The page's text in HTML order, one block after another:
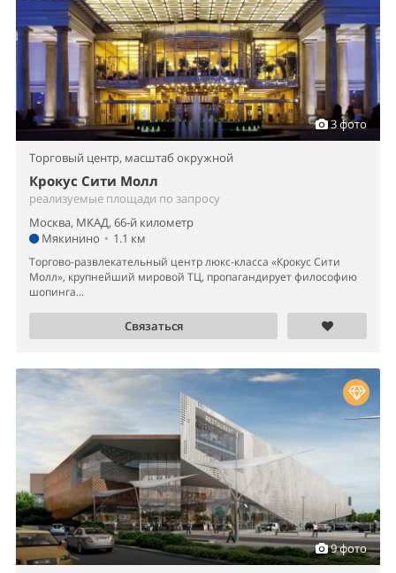
3 фото
Торговый центр, масштаб окружной
Крокус Сити Молл
реализуемые площади по запросу
Москва, МКАД, 66-й километр
Мякинино • 1.1 км
Торгово-развлекательный центр люкс-класса «Крокус Сити
Молл», крупнейший мировой ТЦ, пропагандирует философию
шопинга...
Связаться
9 фото